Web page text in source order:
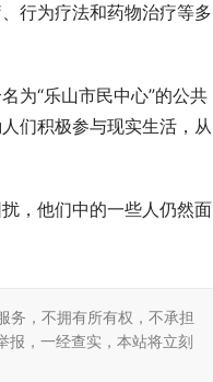
行为疗法和药物治疗等多
为“乐山市民中心”的公共
们积极参与现实生活，从
，他们中的一些人仍然面
务，不拥有所有权，不承担
，一经查实，本站将立刻